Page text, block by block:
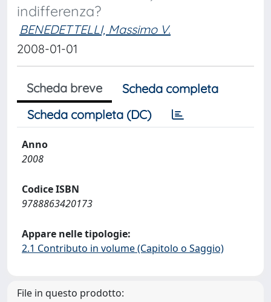
indifferenza?
BENEDETTELLI, Massimo V.
2008-01-01
Scheda breve
Scheda completa
Scheda completa (DC)
Anno
2008
Codice ISBN
9788863420173
Appare nelle tipologie:
2.1 Contributo in volume (Capitolo o Saggio)
File in questo prodotto: